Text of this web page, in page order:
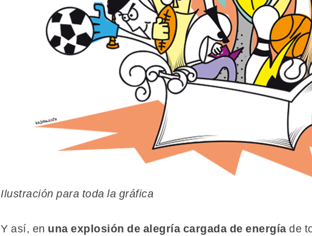
Ilustración para toda la gráfica
Y así, en una explosión de alegría cargada de energía de